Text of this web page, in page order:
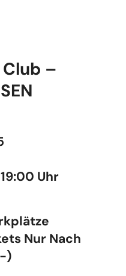
–
Uhr
Nur Nach
)